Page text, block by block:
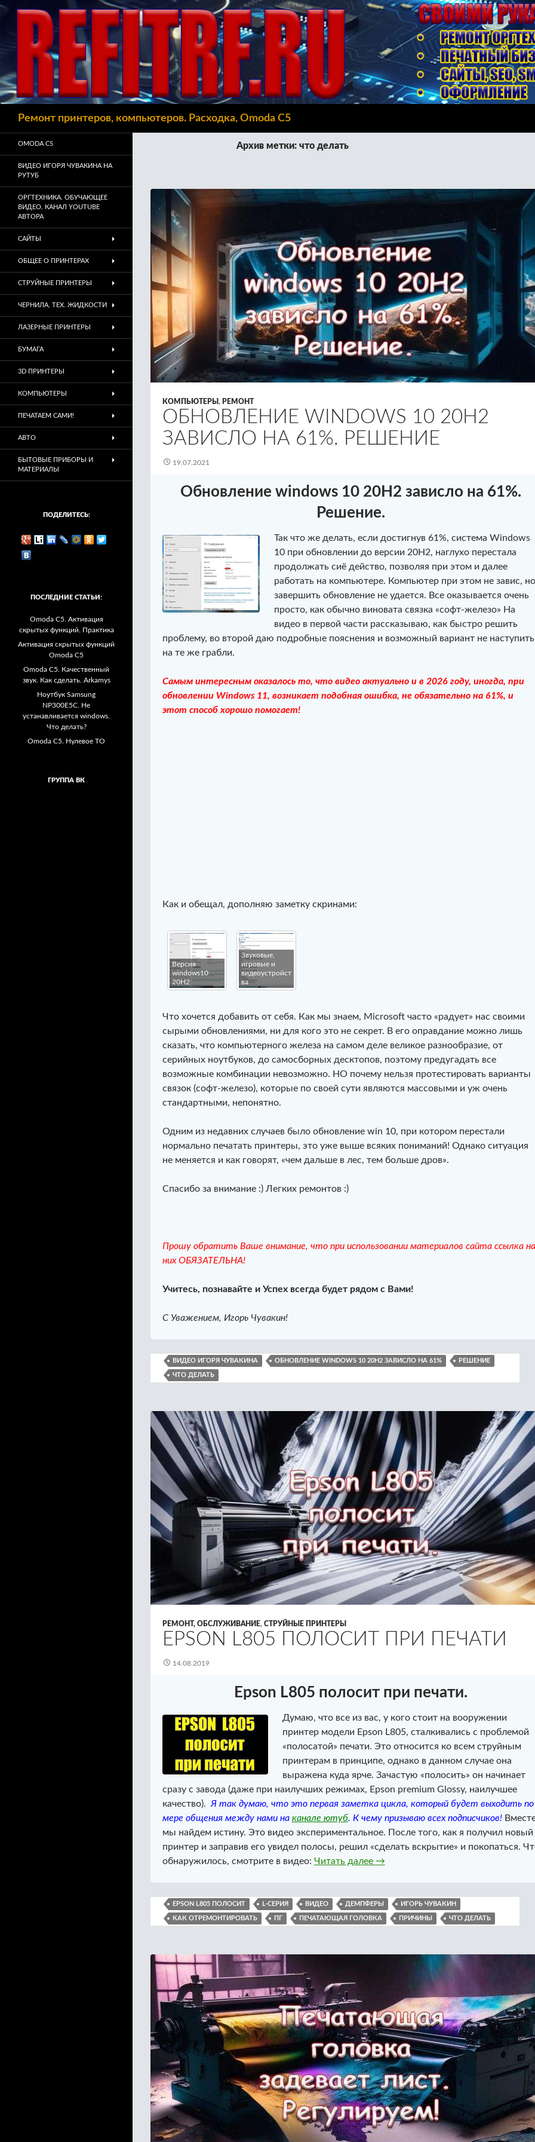
Ремонт принтеров, компьютеров. Расходка, Omoda C5
Архив метки: что делать
КОМПЬЮТЕРЫ , РЕМОНТ
ОБНОВЛЕНИЕ WINDOWS 10 20H2
ЗАВИСЛО НА 61%. РЕШЕНИЕ
19.07.2021
Обновление windows 10 20H2 зависло на 61%.
Решение.
Так что же делать, если достигнув 61%, система Windows
10 при обновлении до версии 20H2, наглухо перестала
продолжать сиё действо, позволяя при этом и далее
работать на компьютере. Компьютер при этом не завис, но
завершить обновление не удается. Все оказывается очень
просто, как обычно виновата связка «софт-железо» На
видео в первой части рассказываю, как быстро решить
проблему, во второй даю подробные пояснения и возможный вариант не наступить
на те же грабли.
Самым интересным оказалось то, что видео актуально и в 2026 году, иногда, при
обновлении Windows 11, возникает подобная ошибка, не обязательно на 61%, и
этот способ хорошо помогает!
Как и обещал, дополняю заметку скринами:
Версия
windows10
20H2
Звуковые,
игровые и
видеоустройст
ва
Что хочется добавить от себя. Как мы знаем, Microsoft часто «радует» нас своими
сырыми обновлениями, ни для кого это не секрет. В его оправдание можно лишь
сказать, что компьютерного железа на самом деле великое разнообразие, от
серийных ноутбуков, до самосборных десктопов, поэтому предугадать все
возможные комбинации невозможно. НО почему нельзя протестировать варианты
связок (софт-железо), которые по своей сути являются массовыми и уж очень
стандартными, непонятно.
Одним из недавних случаев было обновление win 10, при котором перестали
нормально печатать принтеры, это уже выше всяких пониманий! Однако ситуация
не меняется и как говорят, «чем дальше в лес, тем больше дров».
Спасибо за внимание :) Легких ремонтов :)
Прошу обратить Ваше внимание, что при использовании материалов сайта ссылка на
них ОБЯЗАТЕЛЬНА!
Учитесь, познавайте и Успех всегда будет рядом с Вами!
С Уважением, Игорь Чувакин!
ВИДЕО ИГОРЯ ЧУВАКИНА ОБНОВЛЕНИЕ WINDOWS 10 20H2 ЗАВИСЛО НА 61% РЕШЕНИЕ
ЧТО ДЕЛАТЬ
РЕМОНТ, ОБСЛУЖИВАНИЕ, СТРУЙНЫЕ ПРИНТЕРЫ
EPSON L805 ПОЛОСИТ ПРИ ПЕЧАТИ
14.08.2019
Epson L805 полосит при печати.
Думаю, что все из вас, у кого стоит на вооружении
принтер модели Epson L805, сталкивались с проблемой
«полосатой» печати. Это относится ко всем струйным
принтерам в принципе, однако в данном случае она
выражена куда ярче. Зачастую «полосить» он начинает
сразу с завода (даже при наилучших режимах, Epson premium Glossy, наилучшее
качество). Я так думаю, что это первая заметка цикла, который будет выходить по
мере общения между нами на канале ютуб. К чему призываю всех подписчиков!
мы найдем истину. Это видео экспериментальное. После того, как я получил новый
принтер и заправив его увидел полосы, решил «сделать вскрытие» и покопаться.
обнаружилось, смотрите в видео: Читать далее Epson L805 полосит при печати
→
EPSON L805 ПОЛОСИТ L-СЕРИЯ ВИДЕО ДЕМПФЕРЫ ИГОРЬ ЧУВАКИН
КАК ОТРЕМОНТИРОВАТЬ ПГ ПЕЧАТАЮЩАЯ ГОЛОВКА ПРИЧИНЫ ЧТО ДЕЛАТЬ
OMODA C5
ВИДЕО ИГОРЯ ЧУВАКИНА НА
РУТУБ
ОРГТЕХНИКА. ОБУЧАЮЩЕЕ
ВИДЕО. КАНАЛ YOUTUBE
АВТОРА
САЙТЫ
ОБЩЕЕ О ПРИНТЕРАХ
СТРУЙНЫЕ ПРИНТЕРЫ
ЧЕРНИЛА, ТЕХ. ЖИДКОСТИ
ЛАЗЕРНЫЕ ПРИНТЕРЫ
БУМАГА
3D ПРИНТЕРЫ
КОМПЬЮТЕРЫ
ПЕЧАТАЕМ САМИ!
АВТО
БЫТОВЫЕ ПРИБОРЫ И
МАТЕРИАЛЫ
ПОДЕЛИТЕСЬ:
ПОСЛЕДНИЕ СТАТЬИ:
Omoda C5. Активация
скрытых функций. Практика
Активация скрытых функций
Omoda C5
Omoda C5. Качественный
звук. Как сделать. Arkamys
Ноутбук Samsung
NP300E5C. Не
устанавливается windows.
Что делать?
Omoda C5. Нулевое ТО
ГРУППА ВК